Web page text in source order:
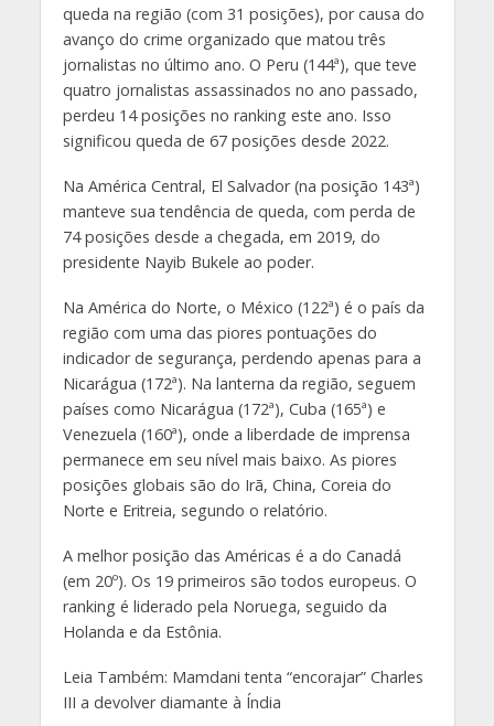
queda na região (com 31 posições), por causa do
avanço do crime organizado que matou três
jornalistas no último ano. O Peru (144ª), que teve
quatro jornalistas assassinados no ano passado,
perdeu 14 posições no ranking este ano. Isso
significou queda de 67 posições desde 2022.
Na América Central, El Salvador (na posição 143ª)
manteve sua tendência de queda, com perda de
74 posições desde a chegada, em 2019, do
presidente Nayib Bukele ao poder.
Na América do Norte, o México (122ª) é o país da
região com uma das piores pontuações do
indicador de segurança, perdendo apenas para a
Nicarágua (172ª). Na lanterna da região, seguem
países como Nicarágua (172ª), Cuba (165ª) e
Venezuela (160ª), onde a liberdade de imprensa
permanece em seu nível mais baixo. As piores
posições globais são do Irã, China, Coreia do
Norte e Eritreia, segundo o relatório.
A melhor posição das Américas é a do Canadá
(em 20º). Os 19 primeiros são todos europeus. O
ranking é liderado pela Noruega, seguido da
Holanda e da Estônia.
Leia Também: Mamdani tenta “encorajar” Charles
III a devolver diamante à Índia